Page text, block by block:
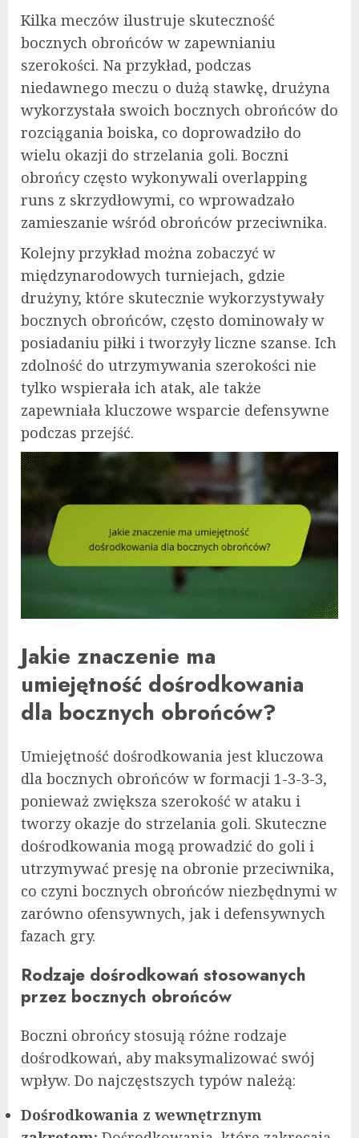
Kilka meczów ilustruje skuteczność
bocznych obrońców w zapewnianiu
szerokości. Na przykład, podczas
niedawnego meczu o dużą stawkę, drużyna
wykorzystała swoich bocznych obrońców do
rozciągania boiska, co doprowadziło do
wielu okazji do strzelania goli. Boczni
obrońcy często wykonywali overlapping
runs z skrzydłowymi, co wprowadzało
zamieszanie wśród obrońców przeciwnika.
Kolejny przykład można zobaczyć w
międzynarodowych turniejach, gdzie
drużyny, które skutecznie wykorzystywały
bocznych obrońców, często dominowały w
posiadaniu piłki i tworzyły liczne szanse. Ich
zdolność do utrzymywania szerokości nie
tylko wspierała ich atak, ale także
zapewniała kluczowe wsparcie defensywne
podczas przejść.
Jakie znaczenie ma
umiejętność dośrodkowania
dla bocznych obrońców?
Umiejętność dośrodkowania jest kluczowa
dla bocznych obrońców w formacji 1-3-3-3,
ponieważ zwiększa szerokość w ataku i
tworzy okazje do strzelania goli. Skuteczne
dośrodkowania mogą prowadzić do goli i
utrzymywać presję na obronie przeciwnika,
co czyni bocznych obrońców niezbędnymi w
zarówno ofensywnych, jak i defensywnych
fazach gry.
Rodzaje dośrodkowań stosowanych
przez bocznych obrońców
Boczni obrońcy stosują różne rodzaje
dośrodkowań, aby maksymalizować swój
wpływ. Do najczęstszych typów należą:
Dośrodkowania z wewnętrznym